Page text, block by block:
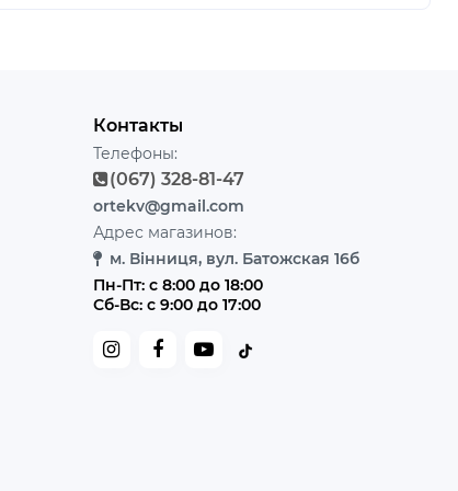
Контакты
Телефоны:
(067) 328-81-47
ortekv@gmail.com
Адрес магазинов:
м. Вінниця, вул. Батожская 16б
Пн-Пт: с 8:00 до 18:00
Сб-Вс: с 9:00 до 17:00